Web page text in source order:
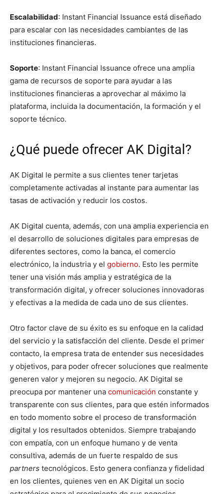
Escalabilidad: Instant Financial Issuance está diseñado
para escalar con las necesidades cambiantes de las
instituciones financieras.
Soporte: Instant Financial Issuance ofrece una amplia
gama de recursos de soporte para ayudar a las
instituciones financieras a aprovechar al máximo la
plataforma, incluida la documentación, la formación y el
soporte técnico.
¿Qué puede ofrecer AK Digital?
AK Digital le permite a sus clientes tener tarjetas
completamente activadas al instante para aumentar las
tasas de activación y reducir los costos.
AK Digital cuenta, además, con una amplia experiencia en
el desarrollo de soluciones digitales para empresas de
diferentes sectores, como la banca, el comercio
electrónico, la industria y el gobierno. Esto les permite
tener una visión más amplia y estratégica de la
transformación digital, y ofrecer soluciones innovadoras
y efectivas a la medida de cada uno de sus clientes.
Otro factor clave de su éxito es su enfoque en la calidad
del servicio y la satisfacción del cliente. Desde el primer
contacto, la empresa trata de entender sus necesidades
y objetivos, para poder ofrecer soluciones que realmente
generen valor y mejoren su negocio. AK Digital se
preocupa por mantener una comunicación constante y
transparente con sus clientes, para que estén informados
en todo momento sobre el proceso de transformación
digital y los resultados obtenidos. Siempre trabajando
con empatía, con un enfoque humano y de venta
consultiva, además de un fuerte respaldo de sus
partners tecnológicos. Esto genera confianza y fidelidad
en los clientes, quienes ven en AK Digital un socio